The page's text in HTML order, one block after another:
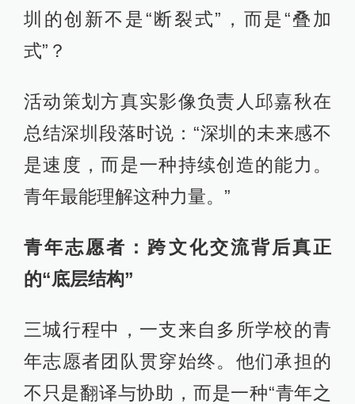
圳的创新不是“断裂式”，而是“叠加
式”？
活动策划方真实影像负责⼈邱嘉秋在
总结深圳段落时说：“深圳的未来感不
是速度，而是一种持续创造的能力。
青年最能理解这种力量。”
青年志愿者：跨文化交流背后真正
的“底层结构”
三城行程中，一支来自多所学校的青
年志愿者团队贯穿始终。他们承担的
不只是翻译与协助，而是一种“青年之